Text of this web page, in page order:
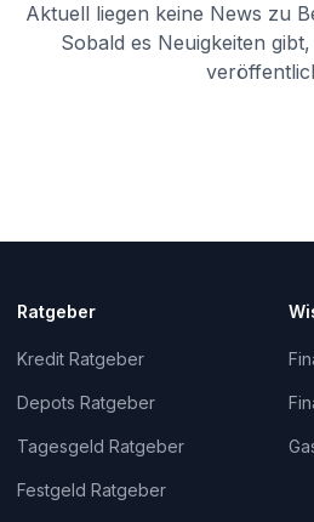
Aktuell liegen keine News zu
Sobald es Neuigkeiten
Ratgeber
Kredit Ratgeber
Depots Ratgeber
Tagesgeld Ratgeber
Festgeld Ratgeber